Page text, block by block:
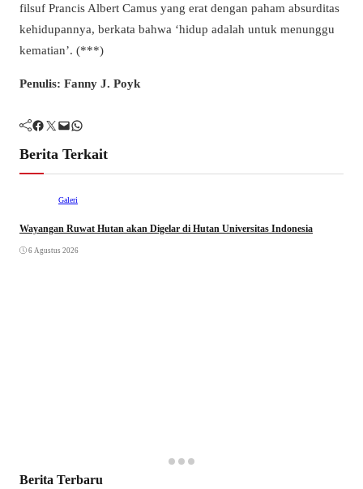
filsuf Prancis Albert Camus yang erat dengan paham absurditas
kehidupannya, berkata bahwa ‘hidup adalah untuk menunggu
kematian’. (***)
Penulis: Fanny J. Poyk
Facebook Twitter Mail WhatsApp
Berita Terkait
Galeri
Wayangan Ruwat Hutan akan Digelar di Hutan Universitas Indonesia
6 Agustus 2026
Berita Terbaru